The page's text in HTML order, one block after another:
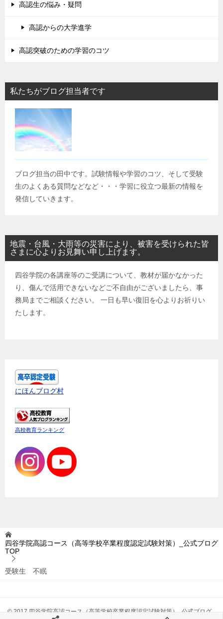
高認生の悩み・疑問
高認からの大学進学
高認突破のための学習のコツ
私たちがブログ担当者です
ブログ担当の田中です。試験情報や学習のコツ、そして受験
生のよくある質問などなど・・・学習に役立つ最新の情報を
発信していきます。
地震・台風・大雨等の災害により、被害を受けられた皆
さまに心よりお見舞い申し上げます。
四谷学院の各講座等のご受講について、教材が届かなかった
り、傷んで活用できないなどご不自由がございましたら、事
務局までご相談ください。 一日も早い復旧を心よりお祈りい
たします。
にほんブログ村
高校教育ランキング
四谷学院高認コース（高等学校卒業程度認定試験対策）_公式ブログ
TOP
受験生 不眠
© 2017 四谷学院高認コース（高等学校卒業程度認定試験対策）_公式ブログ